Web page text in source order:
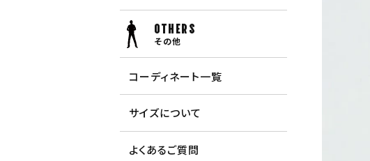
OTHERS
その他
コーディネート一覧
サイズについて
よくあるご質問